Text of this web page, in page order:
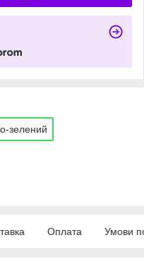
зелений
Оплата Умови